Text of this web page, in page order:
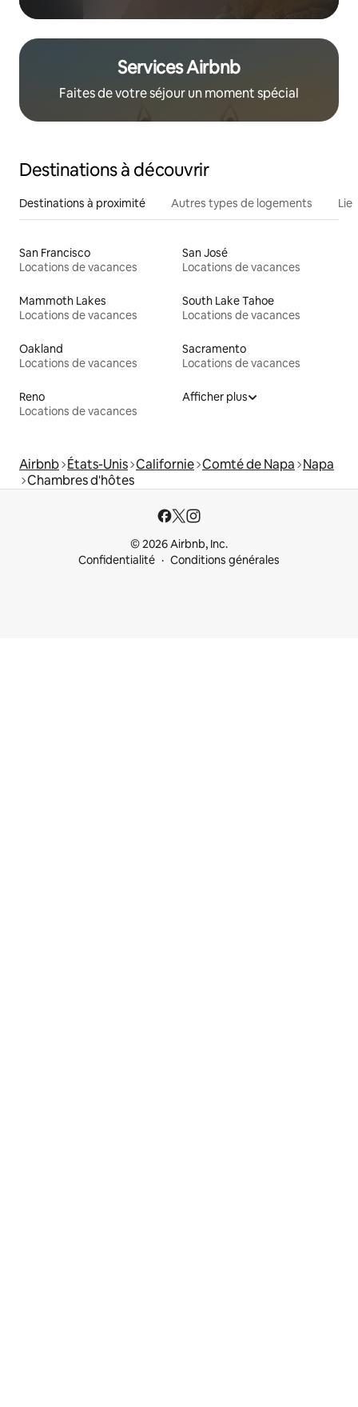
Services Airbnb
Faites de votre séjour un moment spécial
Destinations à découvrir
Destinations à proximité Autres types de logements
San Francisco
Locations de vacances
San José
Locations de vacances
Mammoth Lakes
Locations de vacances
South Lake Tahoe
Locations de vacances
Oakland
Locations de vacances
Sacramento
Locations de vacances
Reno
Locations de vacances
Afficher plus
Airbnb États-Unis Californie Comté de Napa Napa
Chambres d'hôtes
© 2026 Airbnb, Inc.
Confidentialité
Conditions générales